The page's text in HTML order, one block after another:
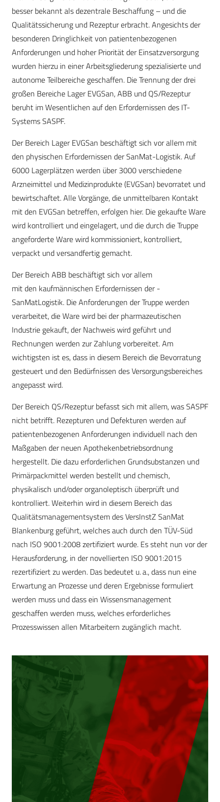
besser bekannt als dezentrale Beschaffung – und die
Qualitätssicherung und Rezeptur erbracht. Angesichts der
besonderen Dringlichkeit von patientenbezogenen
Anforderungen und hoher Priorität der Einsatzversorgung
wurden hierzu in einer Arbeitsgliederung spezialisierte und
autonome Teilbereiche geschaffen. Die Trennung der drei
großen Bereiche Lager EVGSan, ABB und QS/Rezeptur
beruht im Wesentlichen auf den Erfordernissen des IT-
Systems SASPF.
Der Bereich Lager EVGSan beschäftigt sich vor allem mit
den physischen Erfordernissen der SanMat-Logistik. Auf
6000 Lagerplätzen werden über 3000 verschiedene
Arzneimittel und Medizinprodukte (EVGSan) bevorratet und
bewirtschaftet. Alle Vorgänge, die unmittelbaren Kontakt
mit den EVGSan betreffen, erfolgen hier. Die gekaufte Ware
wird kontrolliert und eingelagert, und die durch die Truppe
angeforderte Ware wird kommissioniert, kontrolliert,
verpackt und versandfertig gemacht.
Der Bereich ABB beschäftigt sich vor allem
mit den kaufmännischen Erfordernissen der ­
SanMatLogistik. Die Anforderungen der Truppe werden
verarbeitet, die Ware wird bei der pharmazeutischen
Industrie gekauft, der Nachweis wird geführt und
Rechnungen werden zur Zahlung vorbereitet. Am
wichtigsten ist es, dass in diesem Bereich die Bevorratung
gesteuert und den Bedürfnissen des Versorgungsbereiches
angepasst wird.
Der Bereich QS/Rezeptur befasst sich mit allem, was SASPF
nicht betrifft. Rezepturen und Defekturen werden auf
patientenbezogenen Anforderungen individuell nach den
Maßgaben der neuen Apothekenbetriebsordnung
hergestellt. Die dazu erforderlichen Grundsubstanzen und
Primärpackmittel werden bestellt und chemisch,
physikalisch und/oder organoleptisch überprüft und
kontrolliert. Weiterhin wird in diesem Bereich das
Qualitätsmanagementsystem des ­VersInstZ SanMat
Blankenburg geführt, welches auch durch den TÜV-Süd
nach ISO 9001:2008 zertifiziert wurde. Es steht nun vor der
Herausforderung, in der novellierten ISO 9001:2015
rezertifiziert zu werden. Das bedeutet u. a., dass nun eine
Erwartung an Prozesse und deren Ergebnisse formuliert
werden muss und dass ein Wissensmanagement
geschaffen werden muss, welches erforderliches
Prozesswissen allen Mitarbeitern zugänglich macht.